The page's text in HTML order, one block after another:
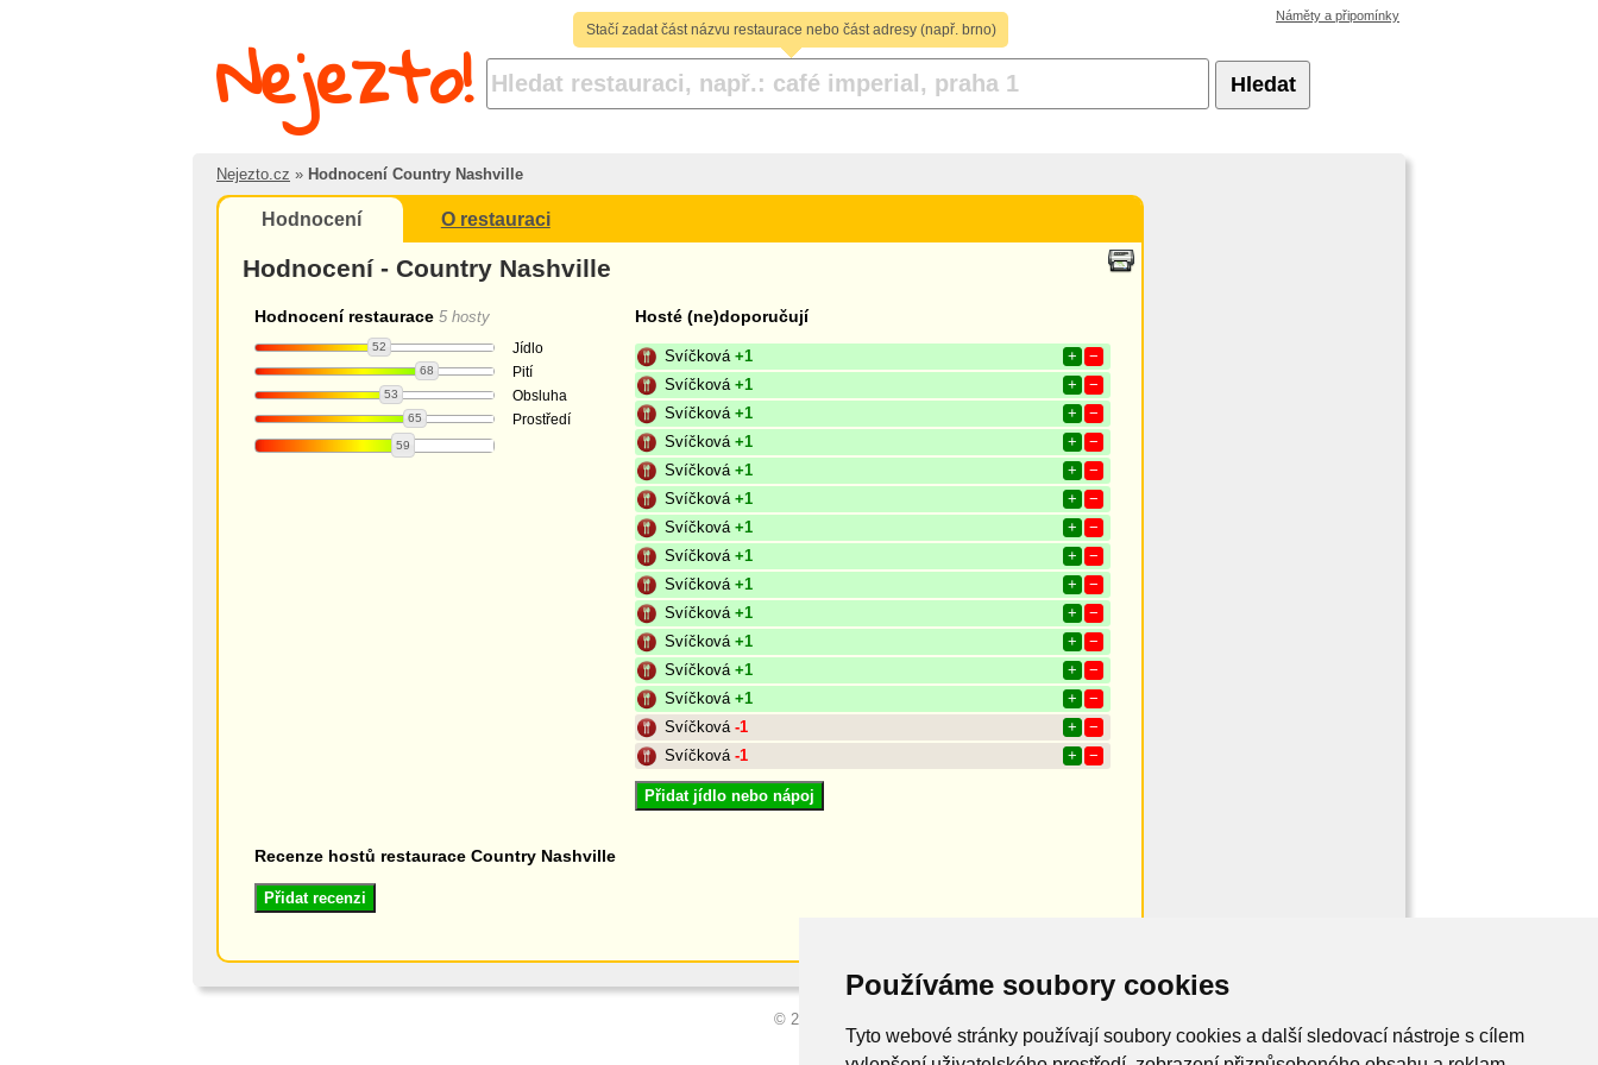
Používáme soubory cookies
Tyto webové stránky používají soubory cookies a další sledovací nástroje s cílem
Stačí zadat část názvu restaurace nebo část adresy (např. brno)
Nejezto! Hledat
Nejezto.cz » Hodnocení Country Nashville
Hodnocení O restauraci
Hodnocení - Country Nashville
Hodnocení restaurace 5 hosty
52 Jídlo
68 Pití
53 Obsluha
65 Prostředí
59
Hosté (ne)doporučují
Svíčková +1 +
−
Svíčková +1 +
−
Svíčková +1 +
−
Svíčková +1 +
−
Svíčková +1 +
−
Svíčková +1 +
−
Svíčková +1 +
−
Svíčková +1 +
−
Svíčková +1 +
−
Svíčková +1 +
−
Svíčková +1 +
−
Svíčková +1 +
−
Svíčková +1 +
−
Svíčková -1 +
−
Svíčková -1 + −
Přidat jídlo nebo nápoj
Recenze hostů restaurace Country Nashville
Přidat recenzi
© 2026
Náměty a připomínky